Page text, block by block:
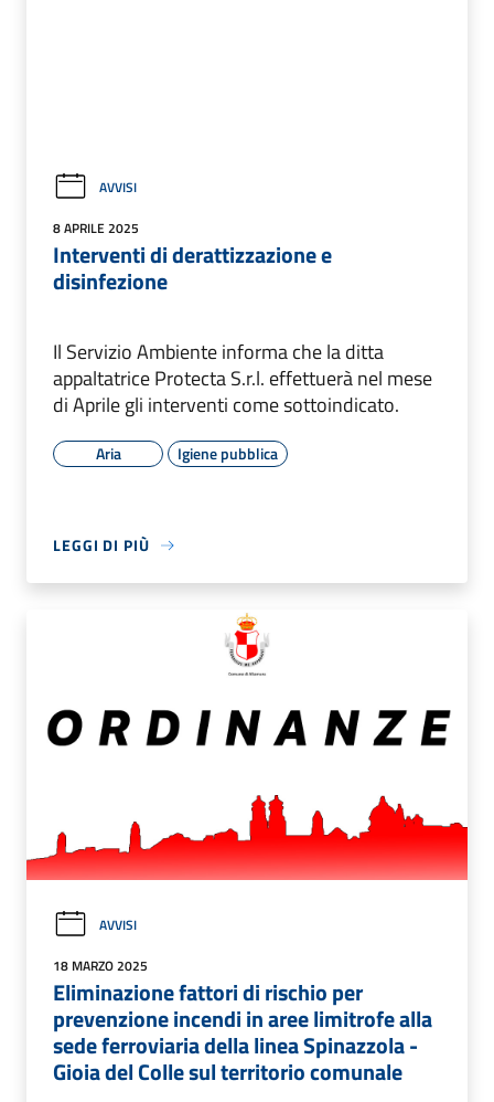
AVVISI
8 APRILE 2025
Interventi di derattizzazione e
disinfezione
Il Servizio Ambiente informa che la ditta
appaltatrice Protecta S.r.l. effettuerà nel mese
di Aprile gli interventi come sottoindicato.
Aria Igiene pubblica
LEGGI DI PIÙ
AVVISI
18 MARZO 2025
Eliminazione fattori di rischio per
prevenzione incendi in aree limitrofe alla
sede ferroviaria della linea Spinazzola -
Gioia del Colle sul territorio comunale